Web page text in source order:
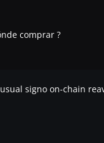
comprar ?
signo on-chain